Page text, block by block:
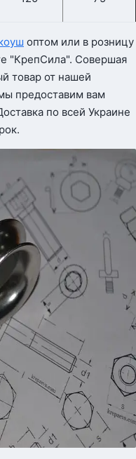
оптом или в розницу
"КрепСила". Совершая
товар от нашей
предоставим вам
по всей Украине